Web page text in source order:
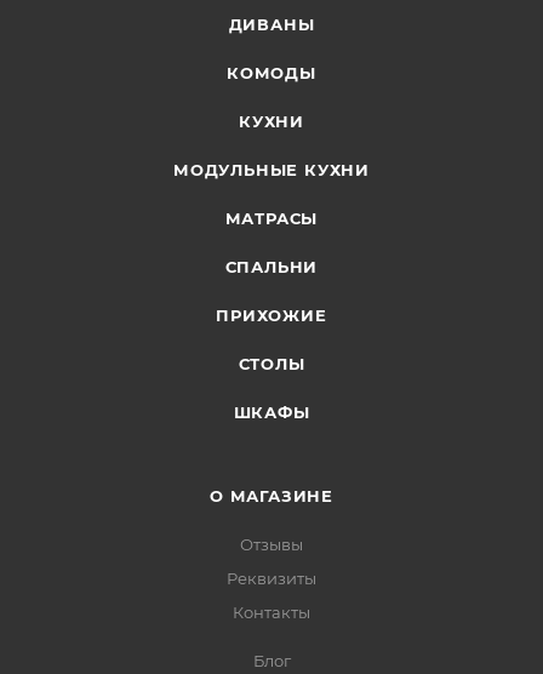
ДИВАНЫ
КОМОДЫ
КУХНИ
МОДУЛЬНЫЕ КУХНИ
МАТРАСЫ
СПАЛЬНИ
ПРИХОЖИЕ
СТОЛЫ
ШКАФЫ
О МАГАЗИНЕ
Отзывы
Реквизиты
Контакты
Блог